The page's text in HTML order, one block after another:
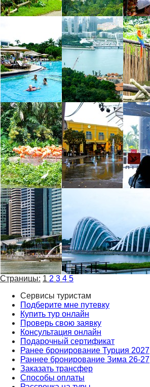
Страницы: 1 2 3 4 5
Сервисы туристам
Подберите мне путевку
Купить тур онлайн
Проверь свою заявку
Консультация онлайн
Подарочный сертификат
Ранее бронирование Турция 2027
Раннее бронирование Зима 26-27
Заказать трансфер
Способы оплаты